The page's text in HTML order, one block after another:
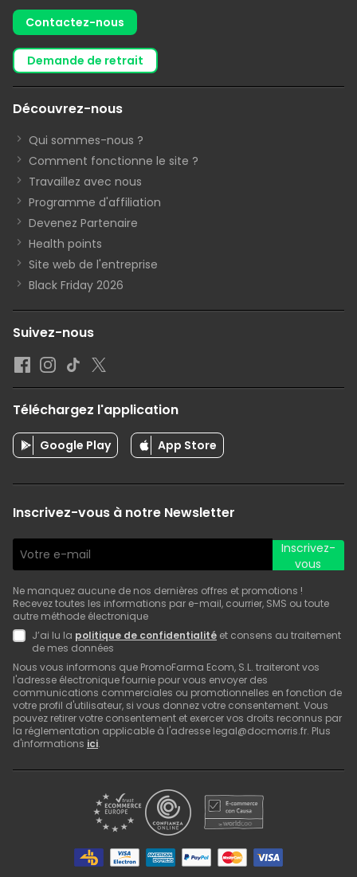
Contactez-nous
demande de retrait
Découvrez-nous
Qui sommes-nous ?
Comment fonctionne le site ?
Travaillez avec nous
Programme d'affiliation
Devenez Partenaire
Health points
Site web de l'entreprise
Black Friday 2026
Suivez-nous
Téléchargez l'application
Google Play App Store
Inscrivez-vous à notre Newsletter
Inscrivez-
vous
Ne manquez aucune de nos dernières offres et promotions !
Recevez toutes les informations par e-mail, courrier, SMS ou toute
autre méthode électronique
J’ai lu la politique de confidentialité et consens au traitement
de mes données
Nous vous informons que PromoFarma Ecom, S.L. traiteront vos
l'adresse électronique fournie pour vous envoyer des
communications commerciales ou promotionnelles en fonction de
votre profil d'utilisateur, si vous donnez votre consentement. Vous
pouvez retirer votre consentement et exercer vos droits reconnus par
la réglementation applicable à l'adresse legal@docmorris.fr. Plus
d'informations ici.